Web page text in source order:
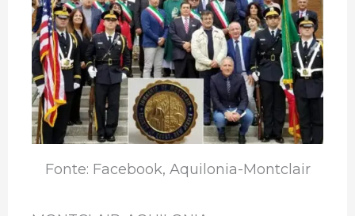
Fonte: Facebook, Aquilonia-Montclair